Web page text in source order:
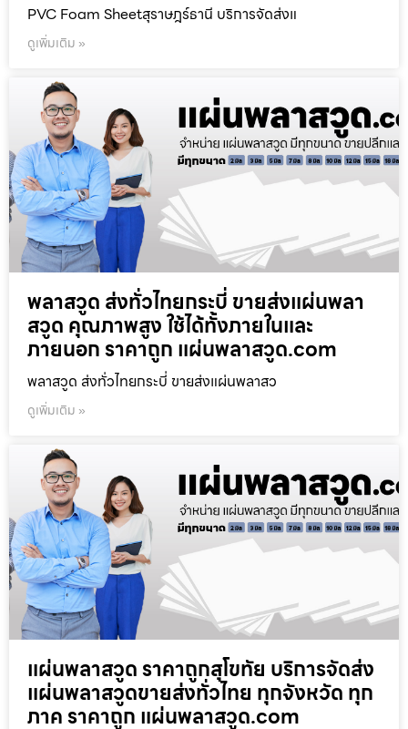
PVC Foam Sheetสุราษฎร์ธานี บริการจัดส่งแ
ดูเพิ่มเติม »
พลาสวูด ส่งทั่วไทยกระบี่ ขายส่งแผ่นพลา
สวูด คุณภาพสูง ใช้ได้ทั้งภายในและ
ภายนอก ราคาถูก แผ่นพลาสวูด.com
พลาสวูด ส่งทั่วไทยกระบี่ ขายส่งแผ่นพลาสว
ดูเพิ่มเติม »
แผ่นพลาสวูด ราคาถูกสุโขทัย บริการจัดส่ง
แผ่นพลาสวูดขายส่งทั่วไทย ทุกจังหวัด ทุก
ภาค ราคาถูก แผ่นพลาสวูด.com